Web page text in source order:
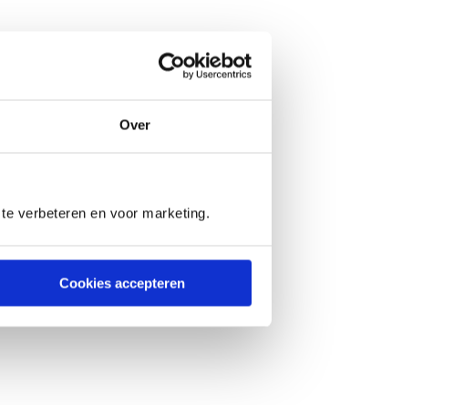
Over
verbeteren en voor marketing.
Cookies accepteren